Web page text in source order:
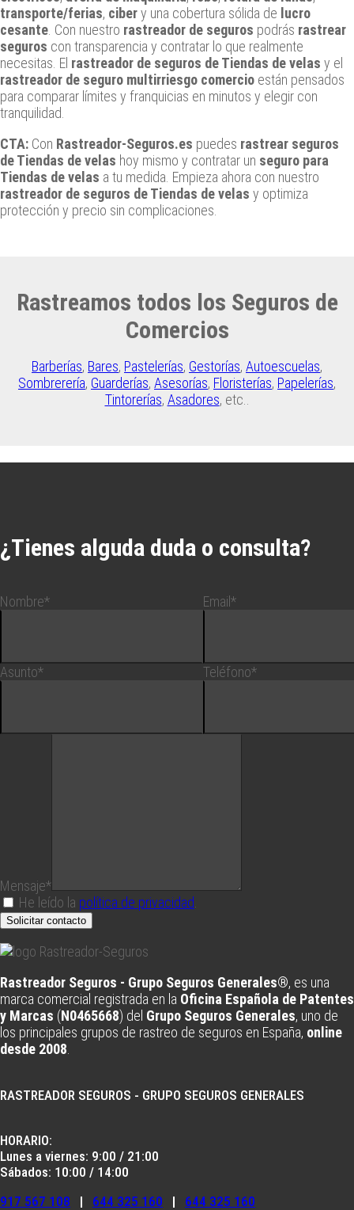
transporte/ferias, cibery una cobertura sólida de lucro
cesante . Con nuestro rastreador de seguros podrás rastrear
seguros con transparencia y contratar lo que realmente
necesitas. El rastreador de seguros de Tiendas de velas y el
rastreador de seguro multirriesgo comercio están pensados
para comparar límites y franquicias en minutos y elegir con
tranquilidad.
CTA: Con Rastreador-Seguros.es puedes rastrear seguros
de Tiendas de velas hoy mismo y contratar un seguro para
Tiendas de velas a tu medida. Empieza ahora con nuestro
rastreador de seguros de Tiendas de velas y optimiza
protección y precio sin complicaciones.
Rastreamos todos los Seguros de
Comercios
Barberías, Bares, Pastelerías, Gestorías, Autoescuelas,
Sombrerería, Guarderías, Asesorías, Floristerías, Papelerías,
Tintorerías, Asadores, etc..
¿Tienes alguda duda o consulta?
Nombre*
Asunto*
Email*
Teléfono*
Mensaje*
He leído la política de privacidad
Solicitar contacto
Rastreador Seguros - Grupo Seguros Generales®, es una
marca comercial registrada en la Oficina Española de Patentes
y Marcas (N0465668) del Grupo Seguros Generales, uno de
los principales grupos de rastreo de seguros en España, online
desde 2008
RASTREADOR SEGUROS - GRUPO SEGUROS GENERALES
HORARIO:
Lunes a viernes: 9:00 / 21:00
Sábados: 10:00 / 14:00
917 567 108 | 644 325 160 | 644 325 160